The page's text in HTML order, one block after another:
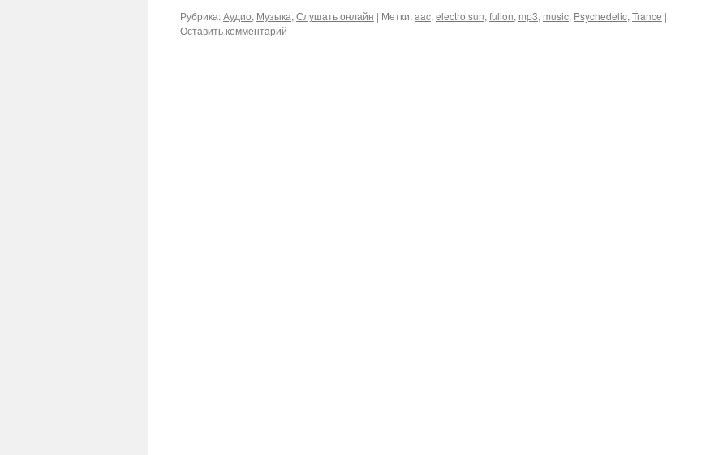
Рубрика:Аудио, Музыка, Слушать онлайн | Метки:aac, electro sun, fullon, mp3, music, Psychedelic, Trance |
Оставить комментарий